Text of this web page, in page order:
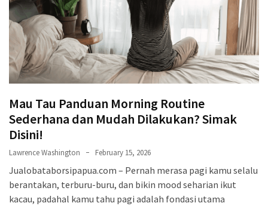
Mau Tau Panduan Morning Routine
Sederhana dan Mudah Dilakukan? Simak
Disini!
Lawrence Washington February 15, 2026
Jualobataborsipapua.com – Pernah merasa pagi kamu selalu
berantakan, terburu-buru, dan bikin mood seharian ikut
kacau, padahal kamu tahu pagi adalah fondasi utama